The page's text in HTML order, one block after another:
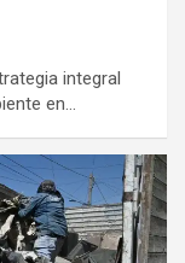
integral
en…